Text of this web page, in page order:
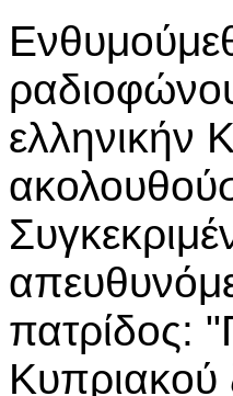
ελληνικήν
πατρίδος: